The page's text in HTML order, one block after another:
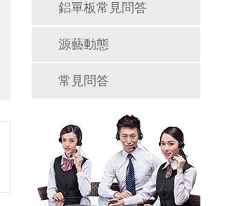
鋁單板常見問答
源藝動態
常見問答